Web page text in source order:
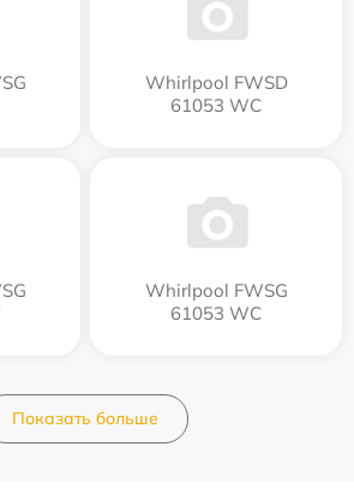
Whirlpool FWSD
61053 WC
Whirlpool FWSG
61053 WC
Показать больше